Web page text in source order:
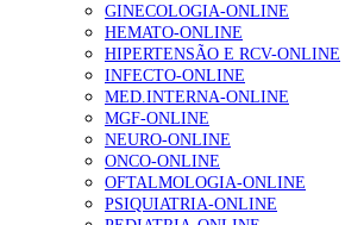
GINECOLOGIA-ONLINE
HEMATO-ONLINE
HIPERTENSÃO E RCV-ONLINE
INFECTO-ONLINE
MED.INTERNA-ONLINE
MGF-ONLINE
NEURO-ONLINE
ONCO-ONLINE
OFTALMOLOGIA-ONLINE
PSIQUIATRIA-ONLINE